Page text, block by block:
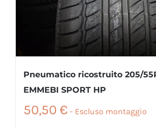
Pneumatico ricostruito 205/
EMMEBI SPORT HP
50,50 €